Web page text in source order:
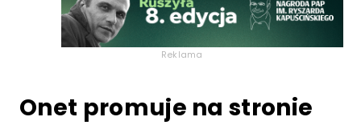
Reklama
Onet promuje na stronie